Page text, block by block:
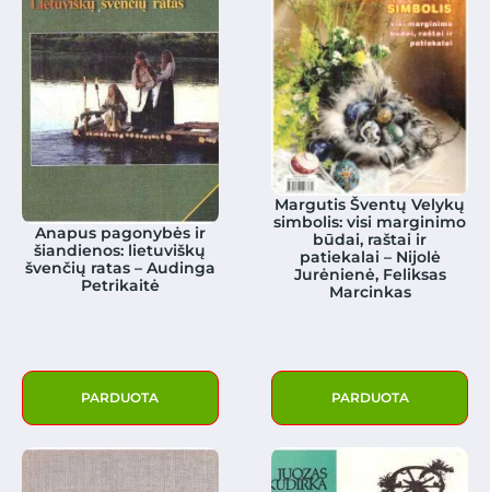
Anapus pagonybės ir
šiandienos: lietuviškų
švenčių ratas – Audinga
Petrikaitė
PARDUOTA
Margutis Šventų Velykų
simbolis: visi marginimo
būdai, raštai ir
patiekalai – Nijolė
Jurėnienė, Feliksas
Marcinkas
PARDUOTA